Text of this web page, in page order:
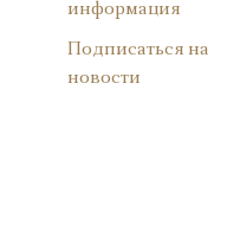
информация
Подписаться на
новости